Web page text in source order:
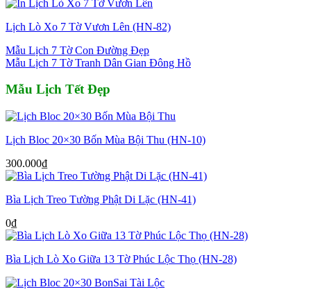
Lịch Lò Xo 7 Tờ Vươn Lên (HN-82)
Mẫu Lịch 7 Tờ Con Đường Đẹp
Mẫu Lịch 7 Tờ Tranh Dân Gian Đông Hồ
Mẫu Lịch Tết Đẹp
Lịch Bloc 20×30 Bốn Mùa Bội Thu (HN-10)
300.000₫
Bìa Lịch Treo Tường Phật Di Lặc (HN-41)
0₫
Bìa Lịch Lò Xo Giữa 13 Tờ Phúc Lộc Thọ (HN-28)